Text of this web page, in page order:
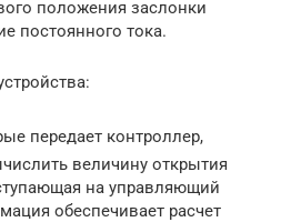
положения заслонки
постоянного тока.
передает контроллер,
величину открытия
на управляющий
обеспечивает расчет